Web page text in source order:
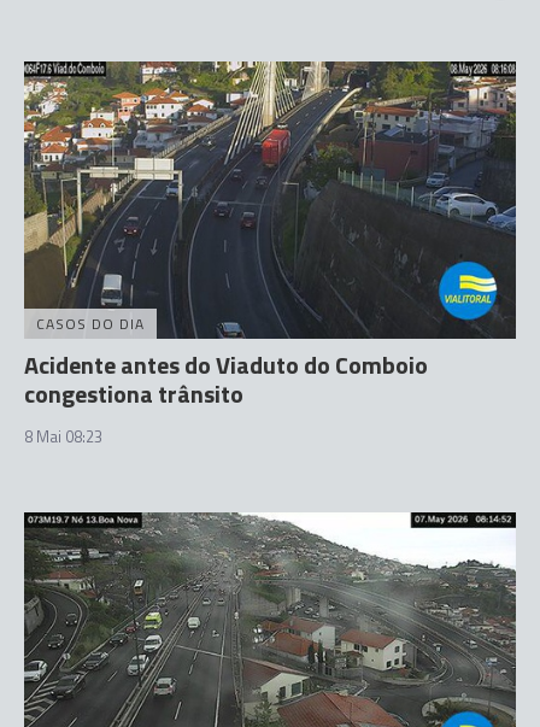
CASOS DO DIA
Acidente antes do Viaduto do Comboio
congestiona trânsito
8 Mai 08:23